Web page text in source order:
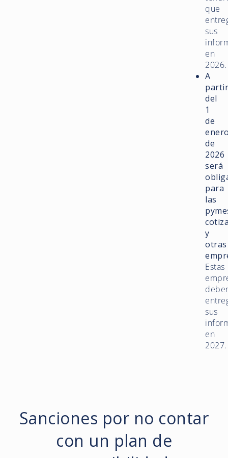
que
sus
en
2026.
A
del
1
de
de
2026
será
para
las
y
otras
Estas
sus
en
2027.
Sanciones por no contar
con un plan de